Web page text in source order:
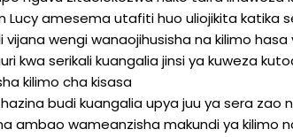
Lucy amesema utafiti huo uliojikita katika
wengi wanaojihusisha na kilimo hasa
kwa serikali kuangalia jinsi ya kuweza
kilimo cha kisasa
budi kuangalia upya juu ya sera zao
ambao wameanzisha makundi ya kilimo